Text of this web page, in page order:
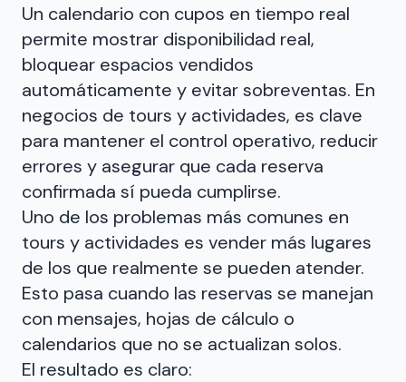
Un calendario con cupos en tiempo real
permite mostrar disponibilidad real,
bloquear espacios vendidos
automáticamente y evitar sobreventas. En
negocios de tours y actividades, es clave
para mantener el control operativo, reducir
errores y asegurar que cada reserva
confirmada sí pueda cumplirse.
Uno de los problemas más comunes en
tours y actividades es vender más lugares
de los que realmente se pueden atender.
Esto pasa cuando las reservas se manejan
con mensajes, hojas de cálculo o
calendarios que no se actualizan solos.
El resultado es claro: